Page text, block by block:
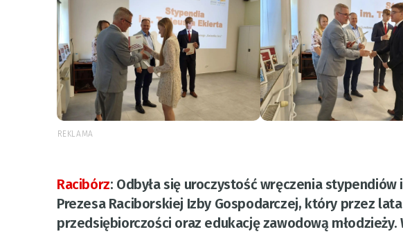
REKLAMA
Racibórz: Odbyła się uroczystość wręczenia
Prezesa Raciborskiej Izby Gospodarczej, który przez
przedsiębiorczości oraz edukację zawodową